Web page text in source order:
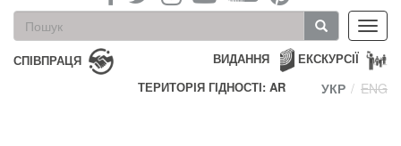
Пошукова
форма
Пошук
СПІВПРАЦЯ ЕКСКУРСІЇ
ВИДАННЯ
ТЕРИТОРІЯ ГІДНОСТІ: AR
УКР ENG